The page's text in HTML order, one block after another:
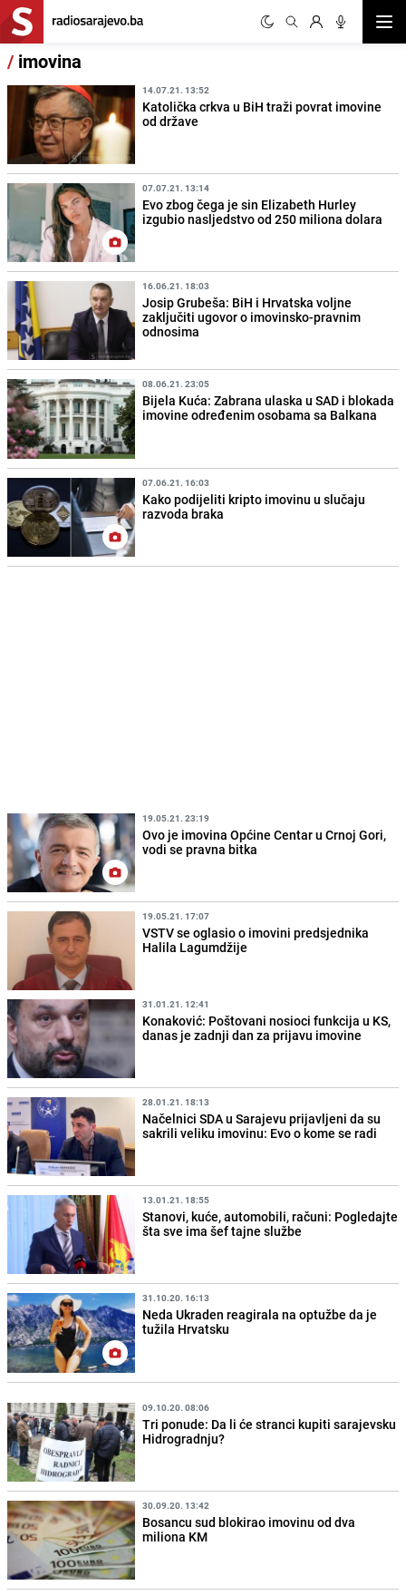
/ imovina
14.07.21. 13:52
Katolička crkva u BiH traži povrat imovine
od države
07.07.21. 13:14
Evo zbog čega je sin Elizabeth Hurley
izgubio nasljedstvo od 250 miliona dolara
16.06.21. 18:03
Josip Grubeša: BiH i Hrvatska voljne
zaključiti ugovor o imovinsko-pravnim
odnosima
08.06.21. 23:05
Bijela Kuća: Zabrana ulaska u SAD i blokada
imovine određenim osobama sa Balkana
07.06.21. 16:03
Kako podijeliti kripto imovinu u slučaju
razvoda braka
19.05.21. 23:19
Ovo je imovina Općine Centar u Crnoj Gori,
vodi se pravna bitka
19.05.21. 17:07
VSTV se oglasio o imovini predsjednika
Halila Lagumdžije
31.01.21. 12:41
Konaković: Poštovani nosioci funkcija u KS,
danas je zadnji dan za prijavu imovine
28.01.21. 18:13
Načelnici SDA u Sarajevu prijavljeni da su
sakrili veliku imovinu: Evo o kome se radi
13.01.21. 18:55
Stanovi, kuće, automobili, računi: Pogledajte
šta sve ima šef tajne službe
31.10.20. 16:13
Neda Ukraden reagirala na optužbe da je
tužila Hrvatsku
09.10.20. 08:06
Tri ponude: Da li će stranci kupiti sarajevsku
Hidrogradnju?
30.09.20. 13:42
Bosancu sud blokirao imovinu od dva
miliona KM